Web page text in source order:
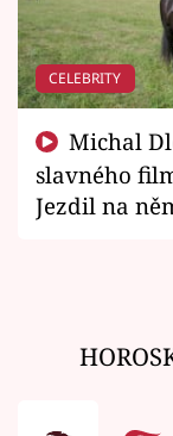
CELEBRITY
slavného
Jezdil na